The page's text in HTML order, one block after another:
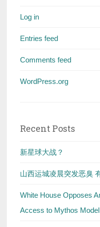
Log in
Entries feed
Comments feed
WordPress.org
Recent Posts
新星球大战？
山西运城凌晨突发恶臭
White House Opposes
Access to Mythos Model